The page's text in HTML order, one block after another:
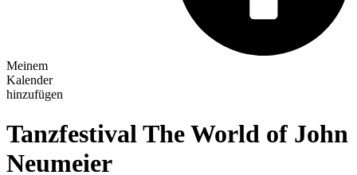
Meinem
Kalender
hinzufügen
Tanzfestival The World of John
Neumeier